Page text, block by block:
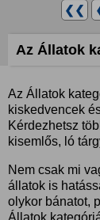
❮❮
Az Állatok
Az Állatok
kiskedvencek
Kérdezhetsz
kisemlős, ló
Nem csak mi
állatok is
olykor bánatot,
Állatok